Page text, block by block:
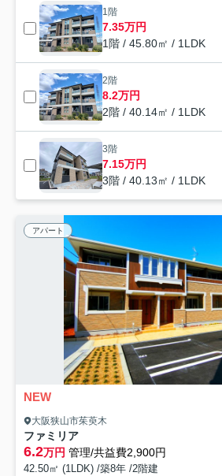
1階
7.35万円
1階 / 45.80㎡ / 1LDK
2階
8.2万円
2階 / 40.14㎡ / 1LDK
3階
7.15万円
3階 / 40.13㎡ / 1LDK
アパート
NEW
大阪狭山市茱萸木
ファミリア
6.2万円 管理/共益費2,900円
42.50㎡ (1LDK) /築8年 /2階建